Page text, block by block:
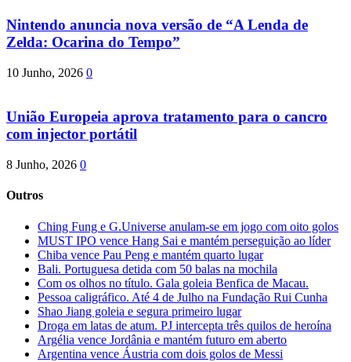
Nintendo anuncia nova versão de “A Lenda de
Zelda: Ocarina do Tempo”
10 Junho, 2026 0
União Europeia aprova tratamento para o cancro
com injector portátil
8 Junho, 2026 0
Outros
Ching Fung e G.Universe anulam-se em jogo com oito golos
MUST IPO vence Hang Sai e mantém perseguição ao líder
Chiba vence Pau Peng e mantém quarto lugar
Bali. Portuguesa detida com 50 balas na mochila
Com os olhos no título. Gala goleia Benfica de Macau.
Pessoa caligráfico. Até 4 de Julho na Fundação Rui Cunha
Shao Jiang goleia e segura primeiro lugar
Droga em latas de atum. PJ intercepta três quilos de heroína
Argélia vence Jordânia e mantém futuro em aberto
Argentina vence Áustria com dois golos de Messi